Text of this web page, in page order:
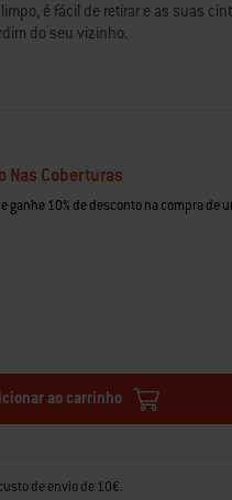
é fácil de retirar e as suas
do seu vizinho.
Nas Coberturas
ganhe 10% de desconto na compra de
ao carrinho
de envio de 10€.